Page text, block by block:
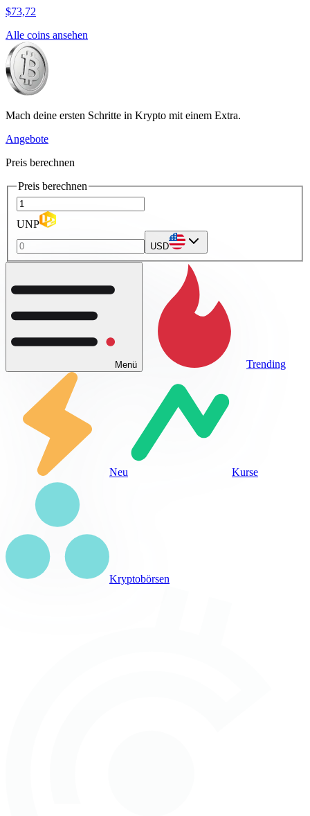
$73,72
Alle coins ansehen
Mach deine ersten Schritte in Krypto mit einem Extra.
Angebote
Preis berechnen
Preis berechnen
UNP
USD
Menü Trending
Neu Kurse
Kryptobörsen